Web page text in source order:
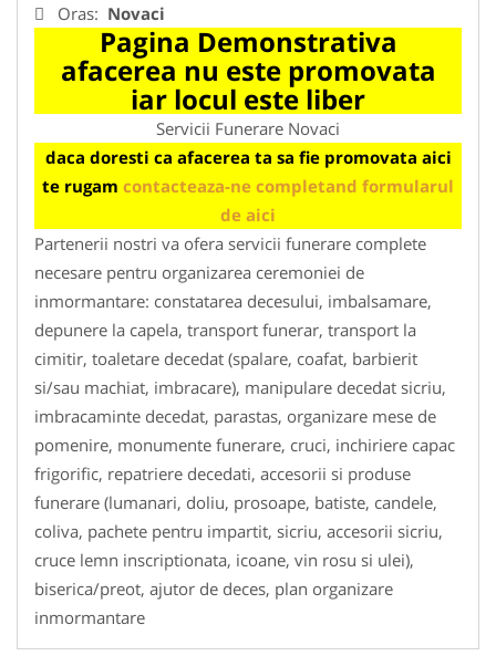
Oras: Novaci
Pagina Demonstrativa
afacerea nu este promovata
iar locul este liber
Servicii Funerare Novaci
daca doresti ca afacerea ta sa fie promovata aici
te rugam contacteaza-ne completand formularul
de aici
Partenerii nostri va ofera servicii funerare complete
necesare pentru organizarea ceremoniei de
inmormantare: constatarea decesului, imbalsamare,
depunere la capela, transport funerar, transport la
cimitir, toaletare decedat (spalare, coafat, barbierit
si/sau machiat, imbracare), manipulare decedat sicriu,
imbracaminte decedat, parastas, organizare mese de
pomenire, monumente funerare, cruci, inchiriere capac
frigorific, repatriere decedati, accesorii si produse
funerare (lumanari, doliu, prosoape, batiste, candele,
coliva, pachete pentru impartit, sicriu, accesorii sicriu,
cruce lemn inscriptionata, icoane, vin rosu si ulei),
biserica/preot, ajutor de deces, plan organizare
inmormantare